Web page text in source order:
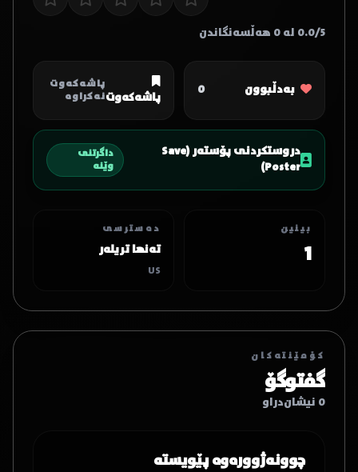
0.0/5 لە 0 هەڵسەنگاندن
بەدڵبوون 0 پاشەکەوت
پاشەکەوت
نەکراوە
دروستکردنی پۆستەر (Save
Poster)
داگرتنی
وێنە
بینین
1
دەسترسی
تەنها تریلەر
US
کۆمێنتەکان
گفتوگۆ
0 نیشان‌دراو
چوونەژوورەوە پێویستە